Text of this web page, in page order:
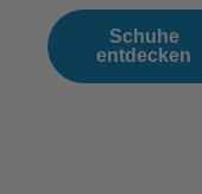
Schuhe
entdecken